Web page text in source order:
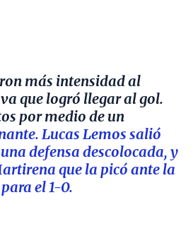
más intensidad al
que logró llegar al gol.
por medio de un
Lucas Lemos salió
defensa descolocada, y
que la picó ante la
el 1-0.